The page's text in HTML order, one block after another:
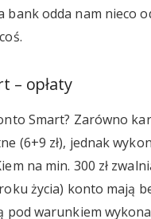
bank odda nam nieco
– opłaty
Smart? Zarówno
(6+9 zł), jednak
na min. 300 zł
życia) konto mają
pod warunkiem